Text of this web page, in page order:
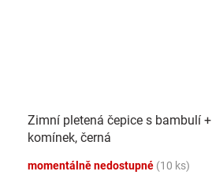
Zimní pletená čepice s bambulí +
komínek, černá
momentálně nedostupné (10 ks)